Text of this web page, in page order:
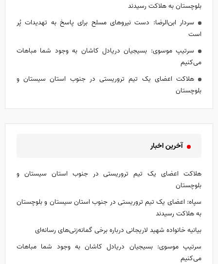
بلوچستان به هلاکت رسیدند
سردار ابن‌الرضا: دست نیرو‌های مسلح برای پاسخ به تهدیدات پُر
است
سرتیپ موسوی: بسیجیان دریادل کاشان به وجود شما مباهات
می‌کنیم
هلاکت اعضای یک تیم تروریستی در جنوب استان سیستان و
بلوچستان
آخرین اخبار
هلاکت اعضای یک تیم تروریستی در جنوب استان سیستان و
بلوچستان
سپاه: اعضای یک تیم تروریستی در جنوب استان سیستان و بلوچستان
به هلاکت رسیدند
بیانیه خانواده شهید لاریجانی درباره برخی گمانه‌زنی‌های رسانه‌ای
سرتیپ موسوی: بسیجیان دریادل کاشان به وجود شما مباهات
می‌کنیم